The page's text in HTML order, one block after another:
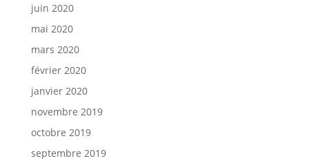
juin 2020
mai 2020
mars 2020
février 2020
janvier 2020
novembre 2019
octobre 2019
septembre 2019